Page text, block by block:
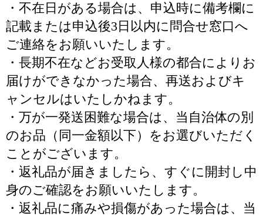
・不在日がある場合は、申込時に備考欄に
記載または申込後3日以内に問合せ窓口へ
ご連絡をお願いいたします。
・長期不在などお受取人様の都合によりお
届けができなかった場合、再送およびキ
ャンセルはいたしかねます。
・万が一発送困難な場合は、当自治体の別
のお品（同一金額以下）をお選びいただく
ことがございます。
・返礼品が届きましたら、すぐに開封し中
身のご確認をお願いいたします。
・返礼品に痛みや損傷があった場合は、当